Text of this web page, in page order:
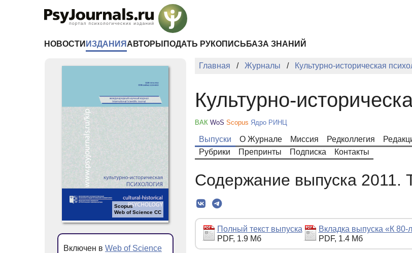
НОВОСТИ ИЗДАНИЯ АВТОРЫ ПОДАТЬ РУКОПИСЬ БАЗА ЗНАНИЙ
Главная Журналы Культурно-историческая
Культурно-
ВАК WoS Scopus Ядро РИНЦ
Выпуски О Журнале Миссия Редколлегия
Рубрики
Препринты Подписка Контакты
Содержание выпуска
Полный текст выпуска
PDF, 1.9 Мб
Вкладка выпуска «К
PDF, 1.4 Мб
Scopus
Web of Science CC
Включен в Web of Science